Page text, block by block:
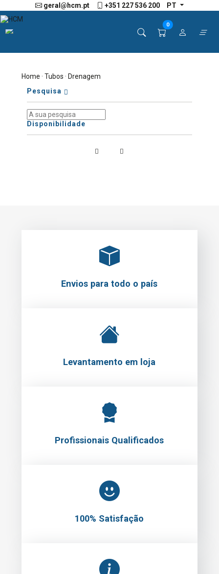
geral@hcm.pt +351 227 536 200 PT
0
Home ·Tubos · Drenagem
Pesquisa
Disponibilidade
Envios para todo o país
Levantamento em loja
Profissionais Qualificados
100% Satisfação